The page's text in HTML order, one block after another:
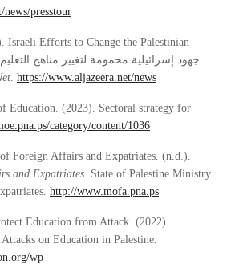
presstour
Israeli Efforts to Change the Palestinian
https://www.aljazeera.net/news
Education. (2023). Sectoral strategy for
category/content/1036
Foreign Affairs and Expatriates. (n.d.).
and Expatriates . State of Palestine Ministry
http://www.mofa.pna.ps
Education from Attack. (2022).
on Education in Palestine.
wp-